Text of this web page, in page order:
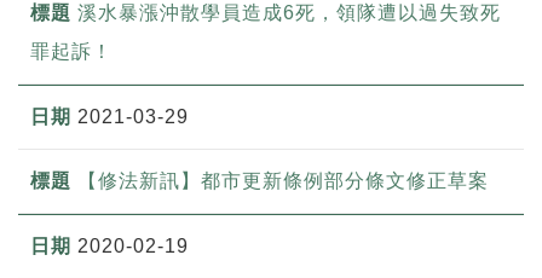
溪水暴漲沖散學員造成6死，領隊遭以過失致死
罪起訴！
2021-03-29
【修法新訊】都市更新條例部分條文修正草案
2020-02-19